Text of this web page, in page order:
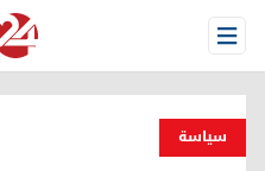
Open Menu
سیاسة